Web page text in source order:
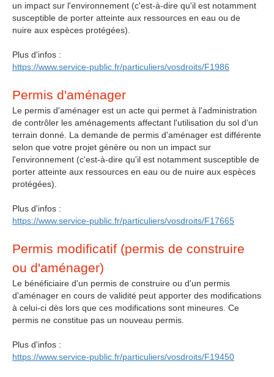
un impact sur l'environnement (c'est-à-dire qu'il est notamment
susceptible de porter atteinte aux ressources en eau ou de
nuire aux espèces protégées).
Plus d'infos :
https://www.service-public.fr/particuliers/vosdroits/F1986
Permis d'aménager
Le permis d'aménager est un acte qui permet à l'administration
de contrôler les aménagements affectant l'utilisation du sol d'un
terrain donné. La demande de permis d'aménager est différente
selon que votre projet génère ou non un impact sur
l'environnement (c'est-à-dire qu'il est notamment susceptible de
porter atteinte aux ressources en eau ou de nuire aux espèces
protégées).
Plus d'infos :
https://www.service-public.fr/particuliers/vosdroits/F17665
Permis modificatif (permis de construire
ou d'aménager)
Le bénéficiaire d'un permis de construire ou d'un permis
d'aménager en cours de validité peut apporter des modifications
à celui-ci dès lors que ces modifications sont mineures. Ce
permis ne constitue pas un nouveau permis.
Plus d'infos :
https://www.service-public.fr/particuliers/vosdroits/F19450